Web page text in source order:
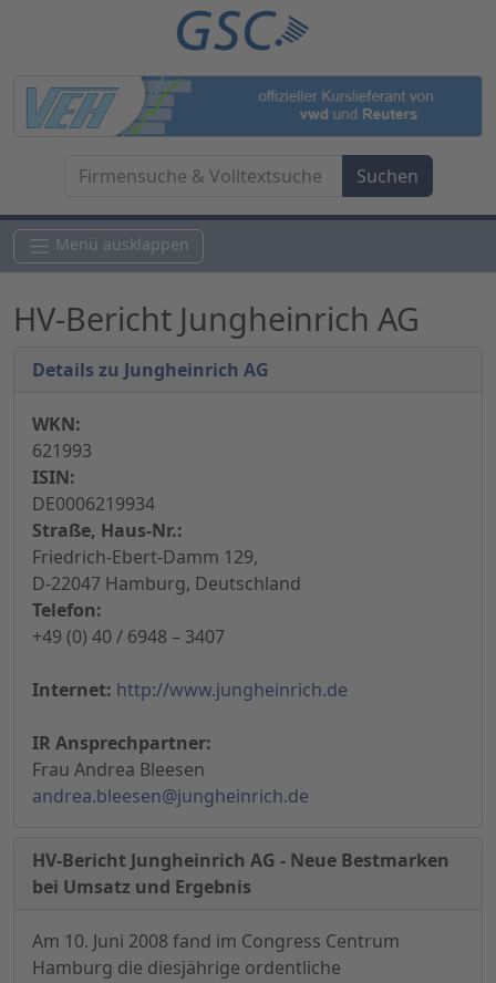
Menü ausklappen
HV-Bericht Jungheinrich AG
Details zu Jungheinrich AG
WKN:
621993
ISIN:
DE0006219934
Straße, Haus-Nr.:
Friedrich-Ebert-Damm 129,
D-22047 Hamburg, Deutschland
Telefon:
+49 (0) 40 / 6948 – 3407
Internet: http://www.jungheinrich.de
IR Ansprechpartner:
Frau Andrea Bleesen
andrea.bleesen@jungheinrich.de
HV-Bericht Jungheinrich AG - Neue Bestmarken
bei Umsatz und Ergebnis
Am 10. Juni 2008 fand im Congress Centrum
Hamburg die diesjährige ordentliche